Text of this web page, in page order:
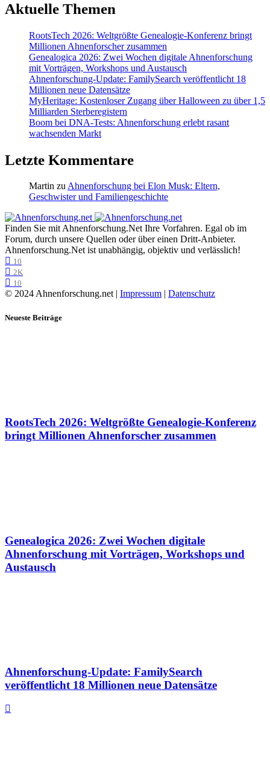
Aktuelle Themen
RootsTech 2026: Weltgrößte Genealogie-Konferenz bringt
Millionen Ahnenforscher zusammen
Genealogica 2026: Zwei Wochen digitale Ahnenforschung
mit Vorträgen, Workshops und Austausch
Ahnenforschung-Update: FamilySearch veröffentlicht 18
Millionen neue Datensätze
MyHeritage: Kostenloser Zugang über Halloween zu über 1,5
Milliarden Sterberegistern
Boom bei DNA-Tests: Ahnenforschung erlebt rasant
wachsenden Markt
Letzte Kommentare
Martin zuAhnenforschung bei Elon Musk: Eltern,
Geschwister und Familiengeschichte
Finden Sie mit Ahnenforschung.Net Ihre Vorfahren. Egal ob im
Forum, durch unsere Quellen oder über einen Dritt-Anbieter.
Ahnenforschung.Net ist unabhängig, objektiv und verlässlich!
10
2K
10
© 2024 Ahnenforschung.net | Impressum | Datenschutz
Neueste Beiträge
RootsTech 2026: Weltgrößte Genealogie-Konferenz
bringt Millionen Ahnenforscher zusammen
Genealogica 2026: Zwei Wochen digitale
Ahnenforschung mit Vorträgen, Workshops und
Austausch
Ahnenforschung-Update: FamilySearch
veröffentlicht 18 Millionen neue Datensätze